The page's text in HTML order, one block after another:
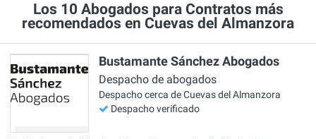
Los 10 Abogados para Contratos más
recomendados en Cuevas del Almanzora
Bustamante Sánchez Abogados
Despacho de abogados
Despacho cerca de Cuevas del Almanzora
Despacho verificado